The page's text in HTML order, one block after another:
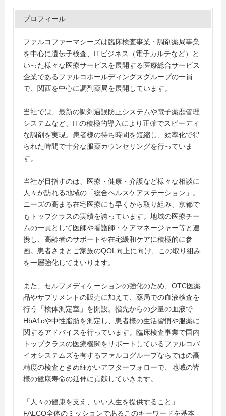
プロフィール
ファルコファーマシーズは臨床検査事業・調剤薬局事業
を中心に遺伝子検査、ITビジネス（電子カルテなど）と
いった様々な医療サービスを展開する医療総合サービス
企業であるファルコホールディングスグループの一員
で、関西を中心に調剤薬局を展開しています。
当社では、最新の調剤過誤防止システムや電子薬歴管理
システムなど、ITの積極的導入により正確でスピーディ
な調剤を実現。患者様の待ち時間を短縮し、効率化で得
られた時間で十分な服薬カウンセリングを行っていま
す。
当社が目指すのは、医療・健康・介護など様々な相談に
人々が訪れる地域の「総合ヘルスケアステーション」。
ニーズの高まる在宅医療にも早くから取り組み、京都で
もトップクラスの実績を誇っています。地域の医療チー
ムの一員として医師や看護師・ケアマネージャー等と連
携し、高齢者のサポートや在宅緩和ケアに積極的に参
画。患者さまとご家族のQOL向上に向け、この取り組み
を一層強化してまいります。
また、セルフメディケーションの強化のため、OTC医薬
品やサプリメントの販売に加えて、薬局での血液検査を
行う「検体測定室」を開設。指先からの少量の血液で
HbA1cや中性脂肪を測定し、患者様の生活習慣や服薬に
関するアドバイスを行っています。臨床検査事業で国内
トップクラスの医療機関をサポートしているファルコバ
イオシステムズを有するファルコグループならではの高
精度の検査ときめ細かいアフターフォローで、地域の皆
様の健康寿命の延伸に貢献していきます。
「人々の健康を支え、いい人生を提供すること」
FALCO全体のミッションであるこのキーワードを基本